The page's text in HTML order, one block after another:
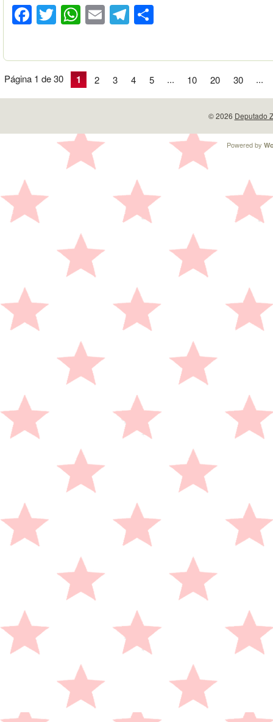
Facebook
Twitter
WhatsApp
EmailTelegram
Página 1 de 30 1 2 3 4 5 ... 10 20 30 ...
© 2026 Deputado
Powered by